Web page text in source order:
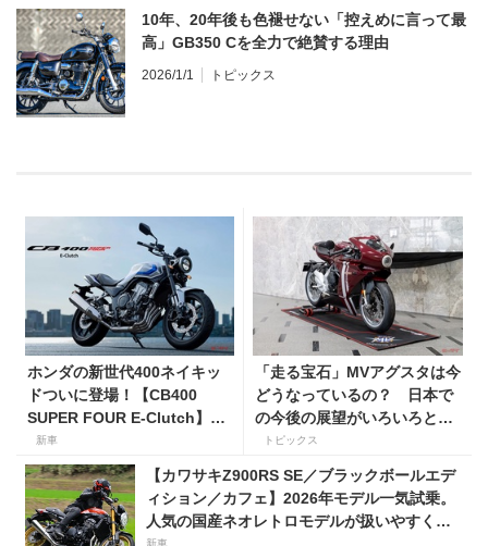
10年、20年後も色褪せない「控えめに言って最
高」GB350 Cを全力で絶賛する理由
2026/1/1 トピックス
ホンダの新世代400ネイキッ
ドついに登場！【CB400
SUPER FOUR E-Clutch】8
月21日に発売！ 価格99万
8800円
新車
「走る宝石」MVアグスタは今
どうなっているの？ 日本で
の今後の展望がいろいろと判
明！
トピックス
【カワサキZ900RS SE／ブラックボールエデ
ィション／カフェ】2026年モデル一気試乗。
人気の国産ネオレトロモデルが扱いやすく上
新車